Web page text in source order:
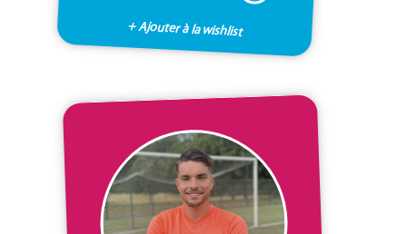
+ Ajouter à la wishlist